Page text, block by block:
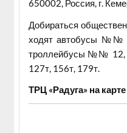
650002, Россия, г.
Добираться
ходят автобусы №№
троллейбусы №№ 12,
127т, 156т, 179т.
ТРЦ «Радуга» на